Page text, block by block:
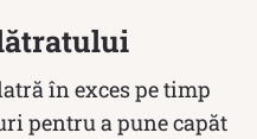
în exces pe timp
pentru a pune capăt